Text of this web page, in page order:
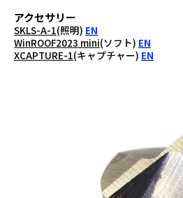
アクセサリー
SKLS-A-1(照明) EN
WinROOF2023 mini(ソフト) EN
XCAPTURE-1(キャプチャー) EN